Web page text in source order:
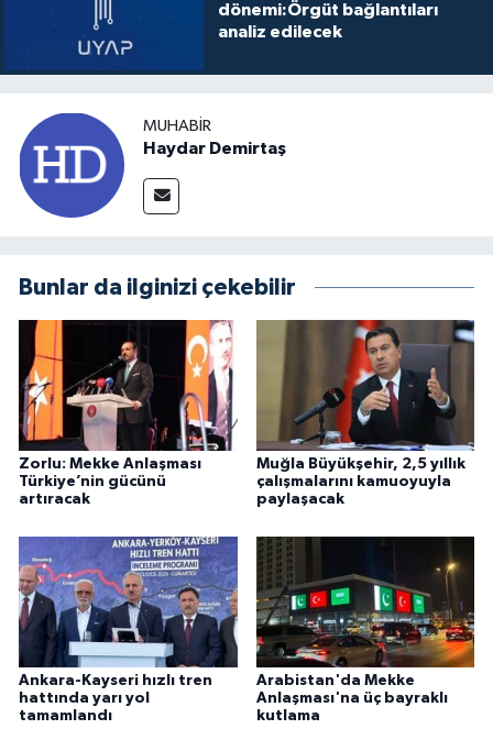
dönemi:Örgüt bağlantıları
analiz edilecek
MUHABIR
Haydar Demirtaş
Bunlar da ilginizi çekebilir
Zorlu: Mekke Anlaşması
Türkiye’nin gücünü
artıracak
Muğla Büyükşehir, 2,5 yıllık
çalışmalarını kamuoyuyla
paylaşacak
Ankara-Kayseri hızlı tren
hattında yarı yol
tamamlandı
Arabistan'da Mekke
Anlaşması'na üç bayraklı
kutlama